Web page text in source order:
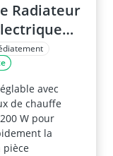
Radiateur
modes
mode
70°
avec
de chauffe
W pour
la
pièce